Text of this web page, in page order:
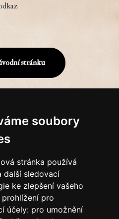
soubory
stránka používá
další sledovací
ke zlepšení vašeho
pro
účely: pro umožnění
stránku
Zpravodaje
je společnost